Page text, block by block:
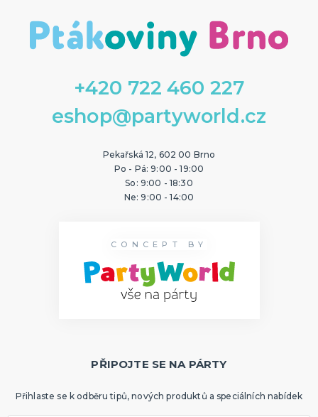
+420 722 460 227
eshop@partyworld.cz
Pekařská 12, 602 00 Brno
Po - Pá: 9:00 - 19:00
So: 9:00 - 18:30
Ne: 9:00 - 14:00
CONCEPT BY
PŘIPOJTE SE NA PÁRTY
Přihlaste se k odběru tipů, nových produktů a speciálních nabídek